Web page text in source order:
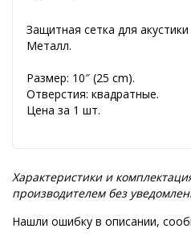
Защитная сетка для
Металл.
Размер: 10″ (25 cm).
Отверстия: квадратные.
Цена за 1 шт.
Характеристики и
производителем без
Нашли ошибку в описании,